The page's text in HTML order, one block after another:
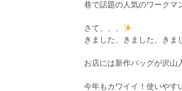
巷で話題の人気のワークマ
さて、、、
きました、きました、きま
お店には新作バッグが沢山
今年もカワイイ！使いやす